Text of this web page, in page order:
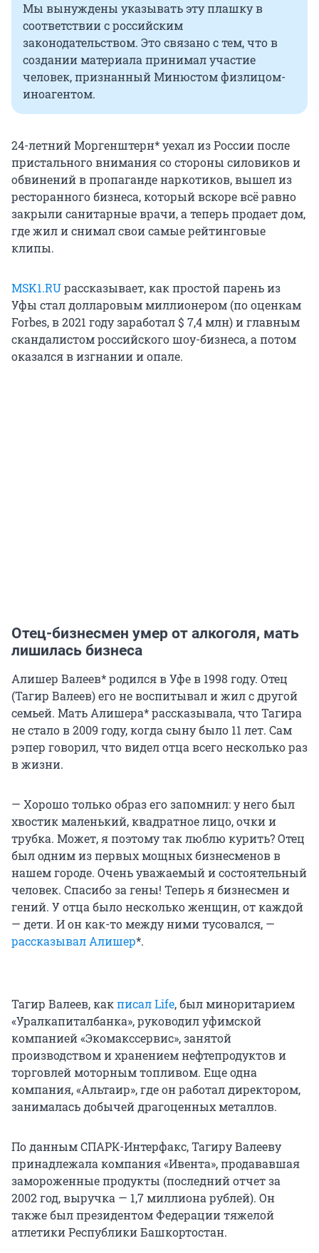
Мы вынуждены указывать эту плашку в
соответствии с российским
законодательством. Это связано с тем, что в
создании материала принимал участие
человек, признанный Минюстом физлицом-
иноагентом.
24-летний Моргенштерн* уехал из России после
пристального внимания со стороны силовиков и
обвинений в пропаганде наркотиков, вышел из
ресторанного бизнеса, который вскоре всё равно
закрыли санитарные врачи, а теперь продает дом,
где жил и снимал свои самые рейтинговые
клипы.
MSK1.RUрассказывает, как простой парень из
Уфы стал долларовым миллионером (по оценкам
Forbes, в 2021 году заработал $ 7,4 млн) и главным
скандалистом российского шоу-бизнеса, а потом
оказался в изгнании и опале.
Отец-бизнесмен умер от алкоголя, мать
лишилась бизнеса
Алишер Валеев* родился в Уфе в 1998 году. Отец
(Тагир Валеев) его не воспитывал и жил с другой
семьей. Мать Алишера* рассказывала, что Тагира
не стало в 2009 году, когда сыну было 11 лет. Сам
рэпер говорил, что видел отца всего несколько раз
в жизни.
— Хорошо только образ его запомнил: у него был
хвостик маленький, квадратное лицо, очки и
трубка. Может, я поэтому так люблю курить? Отец
был одним из первых мощных бизнесменов в
нашем городе. Очень уважаемый и состоятельный
человек. Спасибо за гены! Теперь я бизнесмен и
гений. У отца было несколько женщин, от каждой
— дети. И он как-то между ними тусовался, —
рассказывал Алишер*.
Тагир Валеев, какписал Life, был миноритарием
«Уралкапиталбанка», руководил уфимской
компанией «Экомакссервис», занятой
производством и хранением нефтепродуктов и
торговлей моторным топливом. Еще одна
компания, «Альтаир», где он работал директором,
занималась добычей драгоценных металлов.
По данным СПАРК-Интерфакс, Тагиру Валееву
принадлежала компания «Ивента», продававшая
замороженные продукты (последний отчет за
2002 год, выручка — 1,7 миллиона рублей). Он
также был президентом Федерации тяжелой
атлетики Республики Башкортостан.